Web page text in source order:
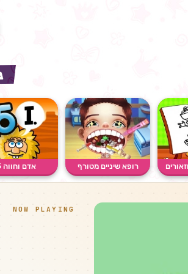
רופא שיניים מטורף אדם וחווה 5